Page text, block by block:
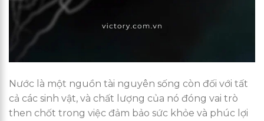
Nước là một nguồn tài nguyên sống còn đối với tất
cả các sinh vật, và chất lượng của nó đóng vai trò
then chốt trong việc đảm bảo sức khỏe và phúc lợi